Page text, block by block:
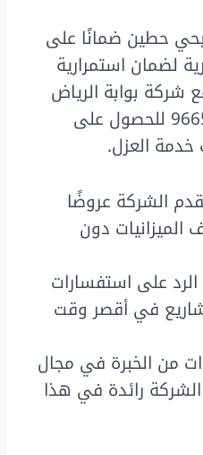
حطين ضمانًا على
لضمان استمرارية
شركة بوابة الرياض
عبر الرقم: +966502778172 للحصول على
العزل.
الشركة عروضًا
دون
على استفسارات
في أقصر وقت
من الخبرة في مجال
رائدة في هذا